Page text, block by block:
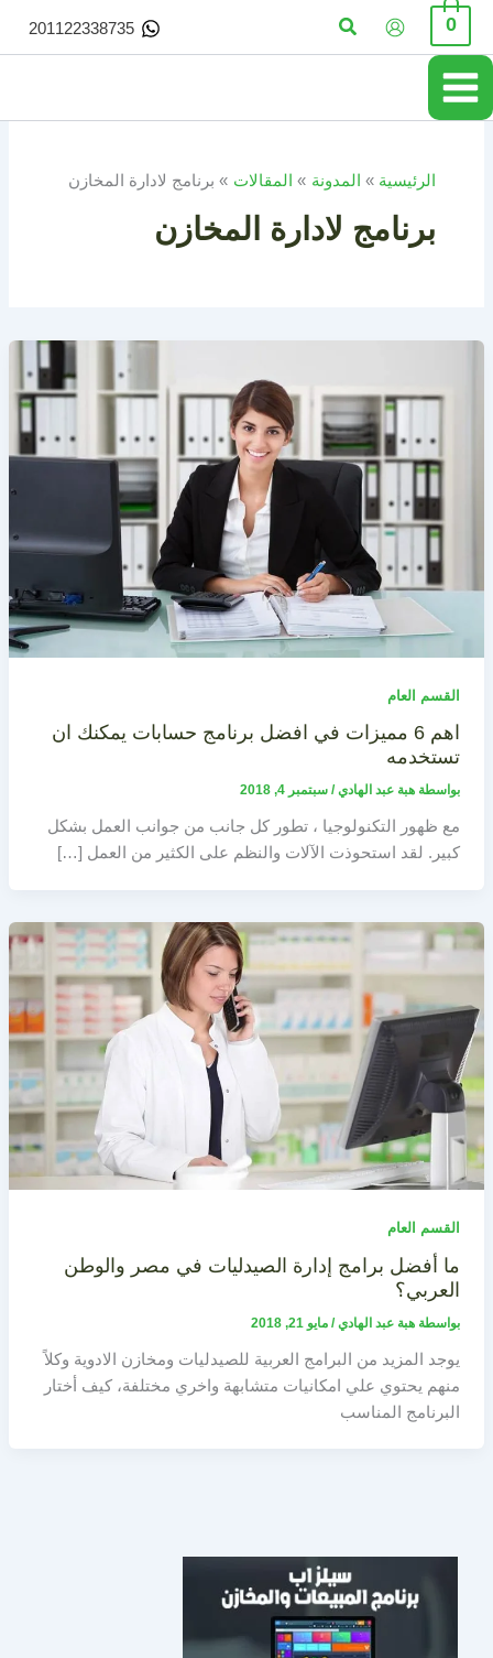
تخطي
المحتوى
0 البحث 201122338735
الرئيسية المدونة المقالات برنامج لادارة المخازن
برنامج لادارة المخازن
القسم العام
اهم 6 مميزات في افضل برنامج حسابات يمكنك ان
تستخدمه
بواسطة هبة عبد الهادي/ سبتمبر 4, 2018
مع ظهور التكنولوجيا ، تطور كل جانب من جوانب العمل بشكل
كبير. لقد استحوذت الآلات والنظم على الكثير من العمل […]
القسم العام
ما أفضل برامج إدارة الصيدليات في مصر والوطن
العربي؟
بواسطة هبة عبد الهادي/ مايو 21, 2018
يوجد المزيد من البرامج العربية للصيدليات ومخازن الادوية وكلاً
منهم يحتوي علي امكانيات متشابهة واخري مختلفة، كيف أختار
البرنامج المناسب